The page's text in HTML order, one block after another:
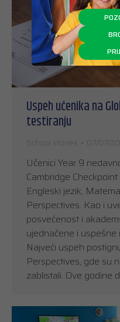
Uspeh učenika na
testiranju
School stories 07/07/
Učenici Year 9
Cambridge
Engleski jezik,
Perspectives. Kao i
posvećenost i
ujednačene i
Najveći uspeh
Perspectives, gde su
zablistali. Ove godine